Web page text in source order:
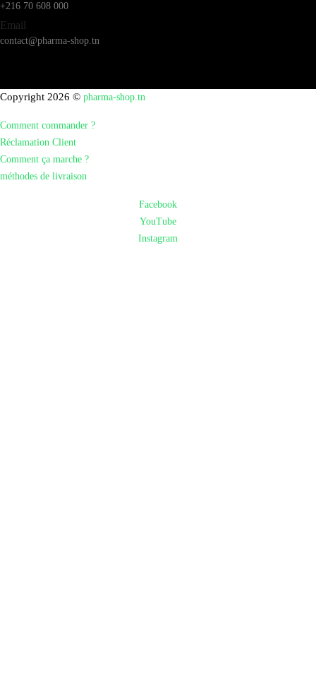
+216 70 608 000
Email
contact@pharma-shop.tn
Copyright 2026 © pharma-shop.tn
Comment commander ?
Réclamation Client
Comment ça marche ?
méthodes de livraison
Facebook
YouTube
Instagram